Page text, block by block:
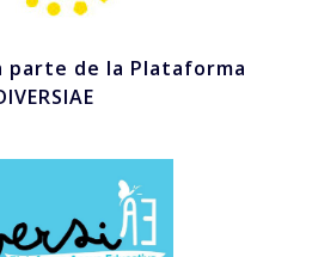
parte de la Plataforma